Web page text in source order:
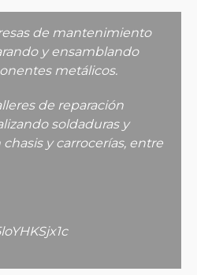
de mantenimiento
y ensamblando
metálicos.
de reparación
soldaduras y
y carrocerías, entre